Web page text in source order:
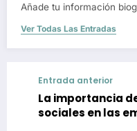
Añade tu información
Ver Todas Las Entradas
Entrada anterior
La importancia
sociales en las